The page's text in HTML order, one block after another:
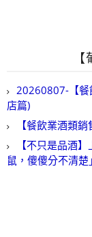
20260807-【餐
店篇)
【餐飲業酒類
【不只是品酒
鼠，傻傻分不清楚